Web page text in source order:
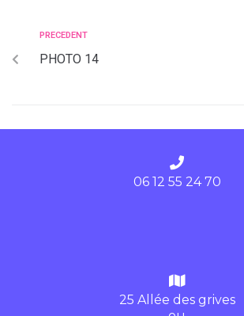
PRECEDENT
PHOTO 14
06 12 55 24 70
25 Allée des grives